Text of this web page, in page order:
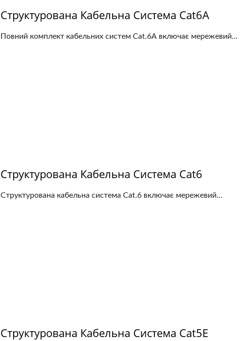
Структурована Кабельна Система Cat6A
Повний комплект кабельних систем Cat.6A включає мережевий...
Структурована Кабельна Система Cat6
Структурована кабельна система Cat.6 включає мережевий...
Структурована Кабельна Система Cat5E